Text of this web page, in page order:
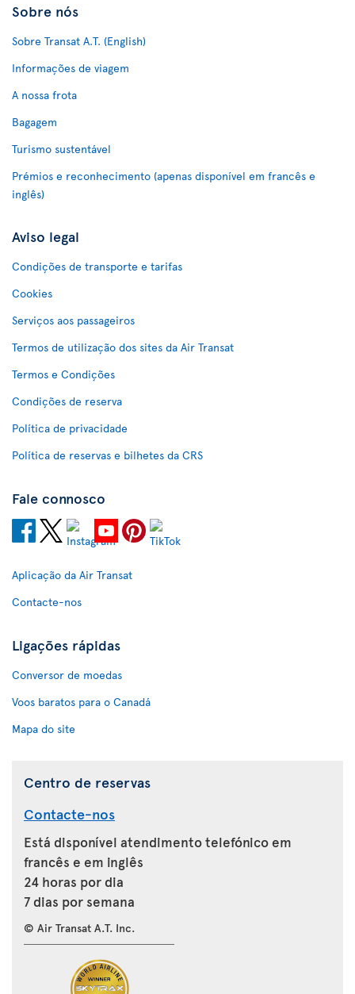
Sobre nós
Sobre Transat A.T. (English)
Informações de viagem
A nossa frota
Bagagem
Turismo sustentável
Prémios e reconhecimento (apenas disponível em francês e
inglês)
Aviso legal
Condições de transporte e tarifas
Cookies
Serviços aos passageiros
Termos de utilização dos sites da Air Transat
Termos e Condições
Condições de reserva
Política de privacidade
Política de reservas e bilhetes da CRS
Fale connosco
Aplicação da Air Transat
Contacte-nos
Ligações rápidas
Conversor de moedas
Voos baratos para o Canadá
Mapa do site
Centro de reservas
Contacte-nos
Está disponível atendimento telefónico em
francês e em inglês
24 horas por dia
7 dias por semana
© Air Transat A.T. Inc.